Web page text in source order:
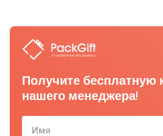
Получите бесплатную
нашего менеджера!
Имя